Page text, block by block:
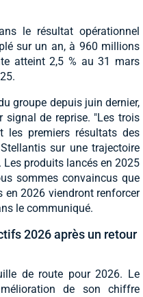
le résultat opérationnel
sur un an, à 960 millions
atteint 2,5 % au 31 mars
groupe depuis juin dernier,
signal de reprise. "Les trois
les premiers résultats des
sur une trajectoire
produits lancés en 2025
sommes convaincus que
en 2026 viendront renforcer
le communiqué.
2026 après un retour
de route pour 2026. Le
de son chiffre